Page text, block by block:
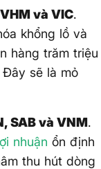
VHM và VIC.
khổng lồ và
hàng trăm triệu
sẽ là mỏ
SAB và VNM.
nhuận ổn định
thu hút dòng